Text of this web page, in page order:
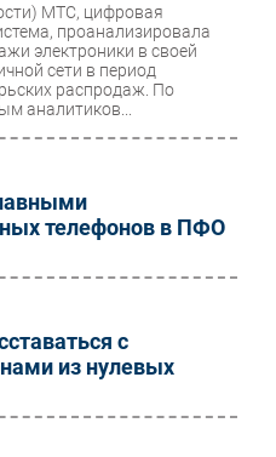
МТС, цифровая
проанализировала
электроники в своей
сети в период
распродаж. По
аналитиков...
телефонов в ПФО
с
из нулевых